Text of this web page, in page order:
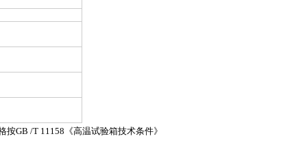
GB /T 11158《高温试验箱技术条件》